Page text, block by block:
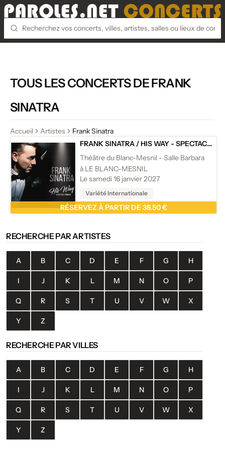
TOUS LES CONCERTS DE FRANK
SINATRA
Accueil Artistes
Frank Sinatra
FRANK SINATRA /HIS WAY - SPECTACLE HOMMAGE À FRANK SINATRA
Théâtre du Blanc-Mesnil - Salle Barbara
à LE BLANC-MESNIL
Le samedi 16 janvier 2027
Variété Internationale
RÉSERVEZ À PARTIR DE 38.50 €
RECHERCHE PAR ARTISTES
A B C D E F G H
I J K L M N O P
Q R S T U V W X
Y Z
RECHERCHE PAR VILLES
A B C D E F G H
I J K L M N O P
Q R S T U V W X
Y Z